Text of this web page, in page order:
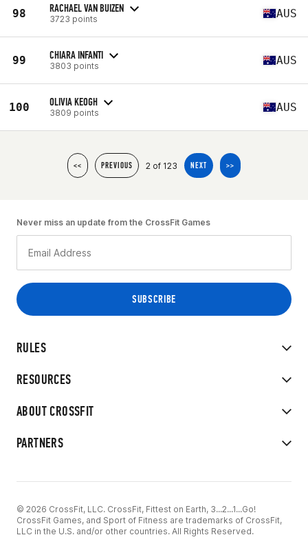
98 RACHAEL VAN BUIZEN
3723 points AUS
99 CHIARA INFANTI
3803 points AUS
100 OLIVIA KEOGH
3809 points AUS
<< PREVIOUS 2 of 123 NEXT >>
RULES
RESOURCES
ABOUT CROSSFIT
PARTNERS
Never miss an update from the CrossFit Games
© 2026 CrossFit, LLC. CrossFit, Fittest on Earth, 3...2...1...Go!
CrossFit Games, and Sport of Fitness are trademarks of CrossFit,
LLC in the U.S. and/or other countries. All Rights Reserved.